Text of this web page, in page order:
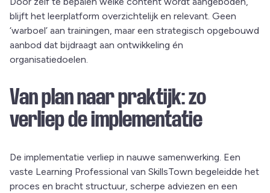
blijft het leerplatform overzichtelijk en relevant. Geen
‘warboel’ aan trainingen, maar een strategisch opgebouwd
aanbod dat bijdraagt aan ontwikkeling én
organisatiedoelen.
Van plan naar praktijk: zo
verliep de implementatie
De implementatie verliep in nauwe samenwerking. Een
vaste Learning Professional van SkillsTown begeleidde het
proces en bracht structuur, scherpe adviezen en een